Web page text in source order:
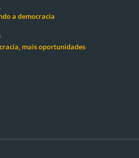
a democracia
mais oportunidades